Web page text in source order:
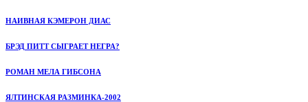
НАИВНАЯ КЭМЕРОН ДИАС
БРЭД ПИТТ СЫГРАЕТ НЕГРА?
РОМАН МЕЛА ГИБСОНА
ЯЛТИНСКАЯ РАЗМИНКА-2002